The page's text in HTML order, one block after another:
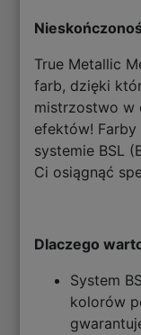
True Metallic
farb, dzięki
mistrzostwo w
efektów!
systemie BSL
Ci osiągnąć
Dlaczego
System
kolorów